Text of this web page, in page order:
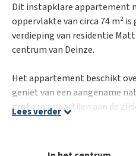
Dit instapklare appartement
oppervlakte van circa 74 m²
verdieping van residentie
centrum van Deinze.
Het appartement beschikt
geniet van een aangename
grote raampartijen aan de
op de open keuken, uitgerust
Lees verder